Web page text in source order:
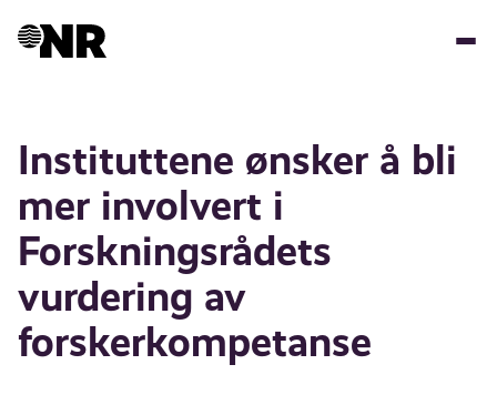
Instituttene ønsker å bli
mer involvert i
Forskningsrådets
vurdering av
forskerkompetanse